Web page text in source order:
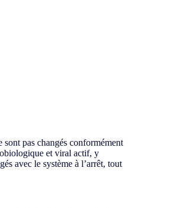
pas changés conformément
et viral actif, y
avec le système à l’arrêt, tout